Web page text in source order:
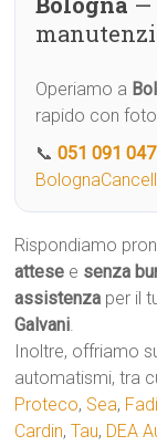
Operiamo a
rapido con
📞051 091
Rispondiamo
attese e senza
assistenza per il
Galvani.
Inoltre, offriamo
automatismi, tra
Proteco, Sea,
Cardin,Tau, DEA